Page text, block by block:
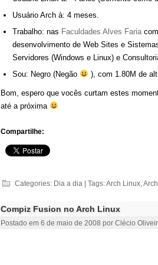
Usuário Arch à: 4 meses.
Trabalho: nas Faculdades Alves Faria
desenvolvimento de Web Sites e
Servidores (Windows e Linux) e
Sou: Negro (Negão
), com 1.80M de
Bom, espero que vocês curtam estes
até a próxima
Compartilhe:
Categories: Dia a dia | Tags:Arch Linux,
Compiz Fusion no Arch Linux
Postado em 6 de maio de 2008 por Clécio